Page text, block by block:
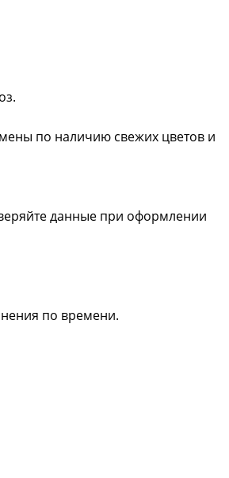
по наличию свежих цветов и
данные при оформлении
по времени.